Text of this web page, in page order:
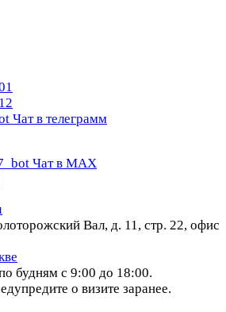
Чат в телеграмм
Чат в МАХ
Вал, д. 11, стр. 22, офис
будням с 9:00 до 18:00.
о визите заранее.